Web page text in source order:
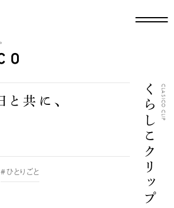
くらしこクリップCLASICO CLIP
共に、
#ひとりごと